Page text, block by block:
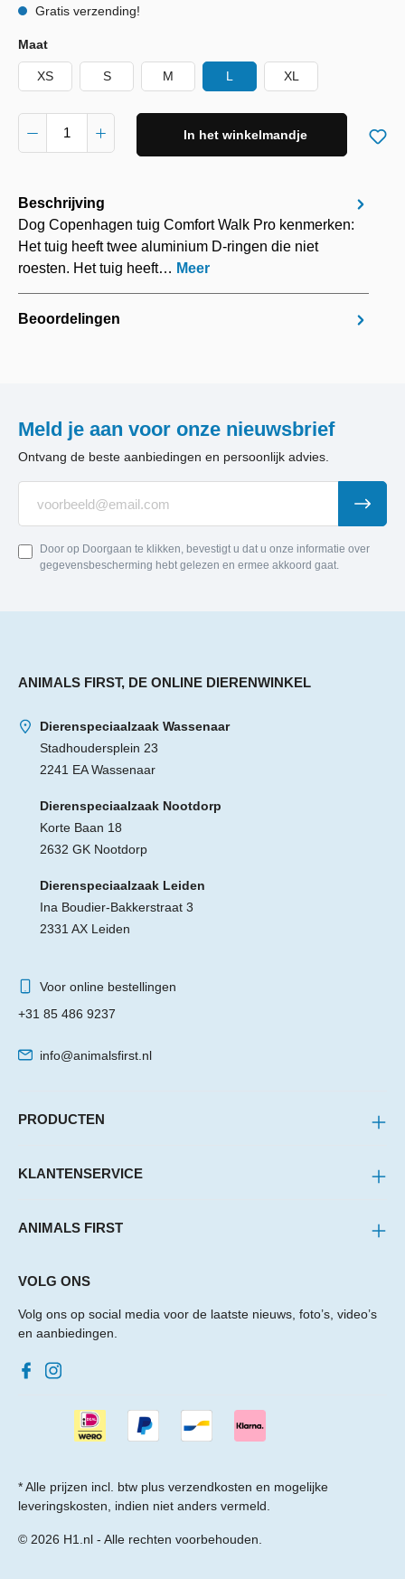
Gratis verzending!
Maat
XS S M L XL
In het winkelmandje
Beschrijving
Dog Copenhagen tuig Comfort Walk Pro kenmerken:
Het tuig heeft twee aluminium D-ringen die niet
roesten. Het tuig heeft… Meer
Beoordelingen
Meld je aan voor onze nieuwsbrief
Ontvang de beste aanbiedingen en persoonlijk advies.
Door op Doorgaan te klikken, bevestigt u dat u onze informatie over
gegevensbescherming hebt gelezen en ermee akkoord gaat.
ANIMALS FIRST, DE ONLINE DIERENWINKEL
Dierenspeciaalzaak Wassenaar
Stadhoudersplein 23
2241 EA Wassenaar
Dierenspeciaalzaak Nootdorp
Korte Baan 18
2632 GK Nootdorp
Dierenspeciaalzaak Leiden
Ina Boudier-Bakkerstraat 3
2331 AX Leiden
Voor online bestellingen
+31 85 486 9237
info@animalsfirst.nl
PRODUCTEN
KLANTENSERVICE
ANIMALS FIRST
VOLG ONS
Volg ons op social media voor de laatste nieuws, foto’s, video’s
en aanbiedingen.
* Alle prijzen incl. btw plus verzendkosten en mogelijke
leveringskosten, indien niet anders vermeld.
© 2026 H1.nl - Alle rechten voorbehouden.